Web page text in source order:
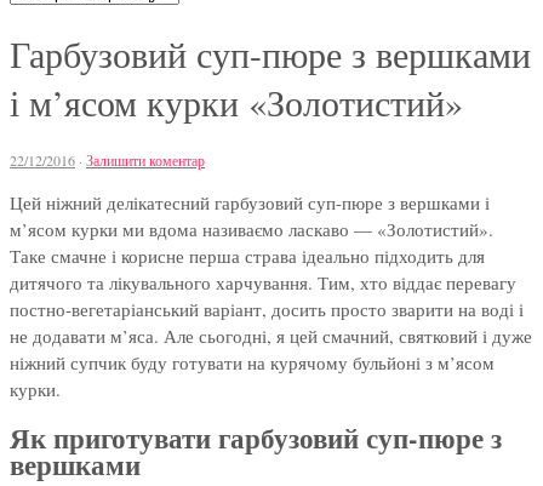
Гарбузовий суп-пюре з вершками
і м’ясом курки «Золотистий»
22/12/2016 · Залишити коментар
Цей ніжний делікатесний гарбузовий суп-пюре з вершками і
м’ясом курки ми вдома називаємо ласкаво — «Золотистий».
Таке смачне і корисне перша страва ідеально підходить для
дитячого та лікувального харчування. Тим, хто віддає перевагу
постно-вегетаріанський варіант, досить просто зварити на воді і
не додавати м’яса. Але сьогодні, я цей смачний, святковий і дуже
ніжний супчик буду готувати на курячому бульйоні з м’ясом
курки.
Як приготувати гарбузовий суп-пюре з
вершками